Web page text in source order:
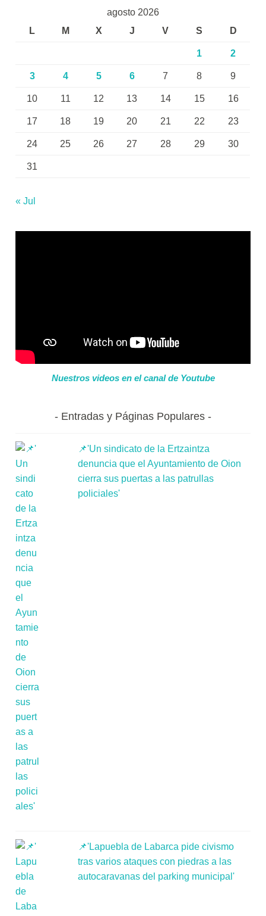
agosto 2026
L
M X J V S D
1 2
3 4 5 6 7 8 9
10 11 12 13 14 15 16
17 18 19 20 21 22 23
24 25 26 27 28 29 30
31
« Jul
Nuestros videos en el canal de Youtube
Entradas y Páginas Populares
📌'Un sindicato de la Ertzaintza
denuncia que el Ayuntamiento de Oion
cierra sus puertas a las patrullas
policiales'
📌'Lapuebla de Labarca pide civismo
tras varios ataques con piedras a las
autocaravanas del parking municipal'